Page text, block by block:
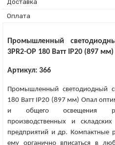
Доставка
Оплата
Промышленный
3PR2-OP 180 Ватт IP20 (897
Артикул: 366
Промышленный светодиодный
180 Ватт IP20 (897 мм) Опал
и общего освещения
производственных и
предприятий и др. Компактные
ему органично вписаться в